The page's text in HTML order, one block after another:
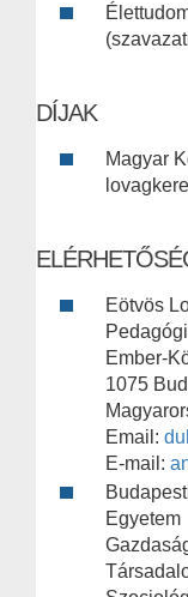
DÍJAK
Magyar
Eötvös
Ember-
1075
Email:
E-mail:
Egyetem